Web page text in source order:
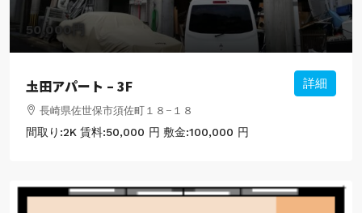
50,000円
圡田アパート – 3F
長崎県佐世保市須佐町１８−１８
間取り:2K 賃料:50,000 円 敷金:100,000 円
詳細